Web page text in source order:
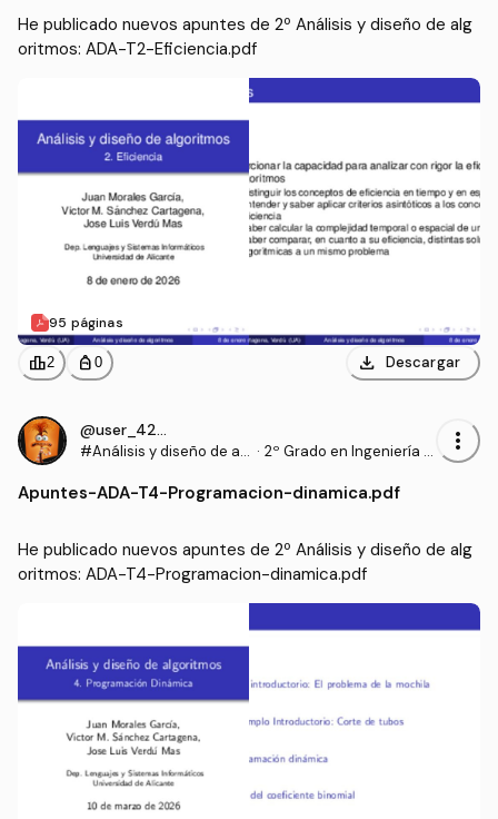
He publicado nuevos apuntes de 2º Análisis y diseño de alg
oritmos: ADA-T2-Eficiencia.pdf
95 páginas
leaderboard2 personal_bag 0 download Descargar
@user_4204874
#Análisis y diseño de al
· 2º Grado en Ingeniería In
more_vert
Apuntes-ADA-T4-Programacion-dinamica.pdf
He publicado nuevos apuntes de 2º Análisis y diseño de alg
oritmos: ADA-T4-Programacion-dinamica.pdf